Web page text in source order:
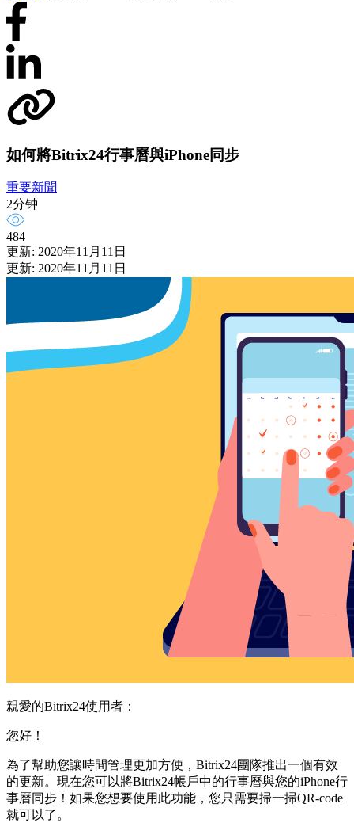
如何將Bitrix24行事曆與iPhone同步
重要新聞
2分钟
484
更新: 2020年11月11日
更新: 2020年11月11日
親愛的Bitrix24使用者：
您好！
為了幫助您讓時間管理更加方便，Bitrix24團隊推出一個有效
的更新。現在您可以將Bitrix24帳戶中的行事曆與您的iPhone行
事曆同步！如果您想要使用此功能，您只需要掃一掃QR-code
就可以了。